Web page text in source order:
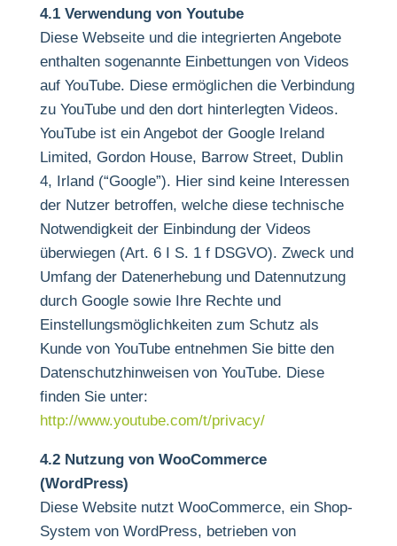
4.1 Verwendung von Youtube
Diese Webseite und die integrierten Angebote
enthalten sogenannte Einbettungen von Videos
auf YouTube. Diese ermöglichen die Verbindung
zu YouTube und den dort hinterlegten Videos.
YouTube ist ein Angebot der Google Ireland
Limited, Gordon House, Barrow Street, Dublin
4, Irland (“Google”). Hier sind keine Interessen
der Nutzer betroffen, welche diese technische
Notwendigkeit der Einbindung der Videos
überwiegen (Art. 6 I S. 1 f DSGVO). Zweck und
Umfang der Datenerhebung und Datennutzung
durch Google sowie Ihre Rechte und
Einstellungsmöglichkeiten zum Schutz als
Kunde von YouTube entnehmen Sie bitte den
Datenschutzhinweisen von YouTube. Diese
finden Sie unter:
http://www.youtube.com/t/privacy/
4.2 Nutzung von WooCommerce
(WordPress)
Diese Website nutzt WooCommerce, ein Shop-
System von WordPress, betrieben von